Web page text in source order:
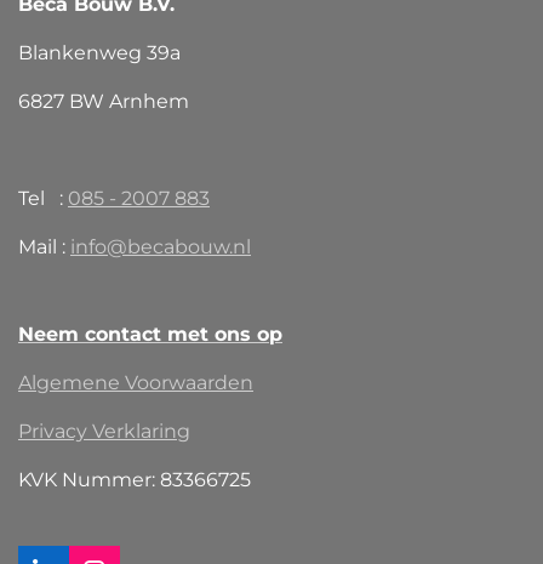
Blankenweg 39a
6827 BW Arnhem
Tel : 085 - 2007 883
Mail : info@becabouw.nl
Neem contact met ons op
Algemene Voorwaarden
Privacy Verklaring
KVK Nummer: 83366725